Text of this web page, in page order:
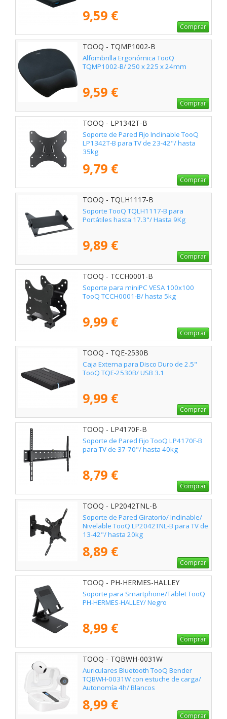
9,59 €
Comprar
TOOQ - TQMP1002-B
Alfombrilla Ergonómica TooQ
TQMP1002-B/ 250 x 225 x 24mm
9,59 €
Comprar
TOOQ - LP1342T-B
Soporte de Pared Fijo Inclinable TooQ
LP1342T-B para TV de 23-42"/ hasta
35kg
9,79 €
Comprar
TOOQ - TQLH1117-B
Soporte TooQ TQLH1117-B para
Portátiles hasta 17.3"/ Hasta 9Kg
9,89 €
Comprar
TOOQ - TCCH0001-B
Soporte para miniPC VESA 100x100
TooQ TCCH0001-B/ hasta 5kg
9,99 €
Comprar
TOOQ - TQE-2530B
Caja Externa para Disco Duro de 2.5"
TooQ TQE-2530B/ USB 3.1
9,99 €
Comprar
TOOQ - LP4170F-B
Soporte de Pared Fijo TooQ LP4170F-B
para TV de 37-70"/ hasta 40kg
8,79 €
Comprar
TOOQ - LP2042TNL-B
Soporte de Pared Giratorio/ Inclinable/
Nivelable TooQ LP2042TNL-B para TV de
13-42"/ hasta 20kg
8,89 €
Comprar
TOOQ - PH-HERMES-HALLEY
Soporte para Smartphone/Tablet TooQ
PH-HERMES-HALLEY/ Negro
8,99 €
Comprar
TOOQ - TQBWH-0031W
Auriculares Bluetooth TooQ Bender
TQBWH-0031W con estuche de carga/
Autonomía 4h/ Blancos
8,99 €
Comprar